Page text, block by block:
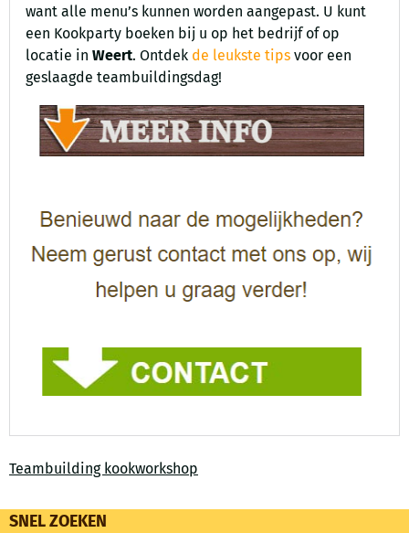
want alle menu’s kunnen worden aangepast. U kunt
een Kookparty boeken bij u op het bedrijf of op
locatie inWeert. Ontdek de leukste tips voor een
geslaagde teambuildingsdag!
Teambuilding kookworkshop
SNEL ZOEKEN